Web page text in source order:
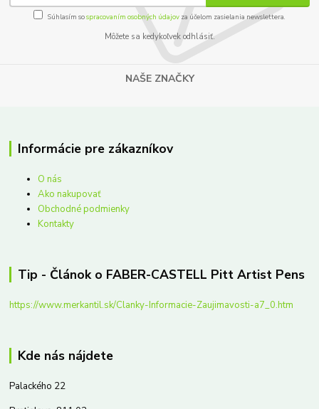
Súhlasím sospracovaním osobných údajov za účelom zasielania newslettera.
Môžete sa kedykoľvek odhlásiť.
NAŠE ZNAČKY
Informácie pre zákazníkov
O nás
Ako nakupovať
Obchodné podmienky
Kontakty
Tip - Článok o FABER-CASTELL Pitt Artist Pens
https://www.merkantil.sk/Clanky-Informacie-Zaujimavosti-a7_0.htm
Kde nás nájdete
Palackého 22